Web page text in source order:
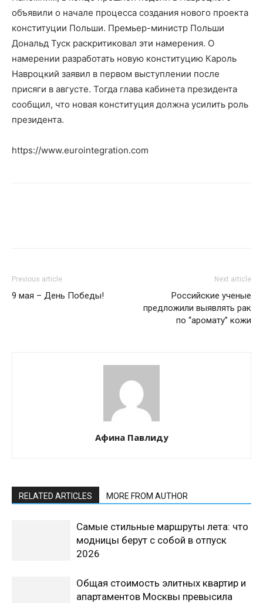
объявили о начале процесса создания нового проекта
конституции Польши. Премьер-министр Польши
Дональд Туск раскритиковал эти намерения. О
намерении разработать новую конституцию Кароль
Навроцкий заявил в первом выступлении после
присяги в августе. Тогда глава кабинета президента
сообщил, что новая конституция должна усилить роль
президента.
https://www.eurointegration.com
Previous article
9 мая – День Победы!
Next article
Российские ученые
предложили выявлять рак
по “аромату” кожи
Афина Павлиду
RELATED ARTICLES MORE FROM AUTHOR
Самые стильные маршруты лета: что
модницы берут с собой в отпуск
2026
Общая стоимость элитных квартир и
апартаментов Москвы превысила